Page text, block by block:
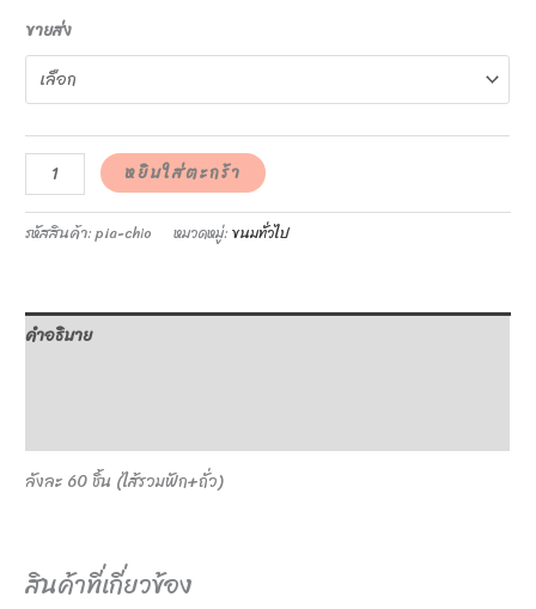
ขายส่ง
หยิบใส่ตะกร้า
รหัสสินค้า:pia-chio หมวดหมู่:ขนมทั่วไป
คำอธิบาย
ลังละ 60 ชิ้น (ไส้รวมฟัก+ถั่ว)
สินค้าที่เกี่ยวข้อง